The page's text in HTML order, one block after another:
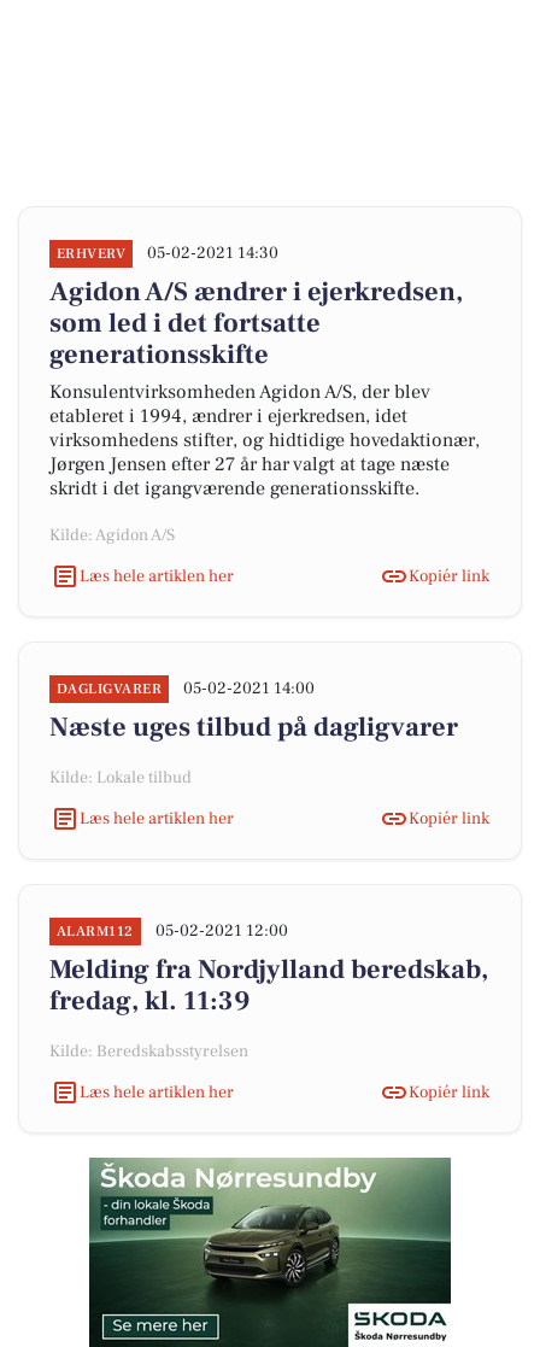
ERHVERV 05-02-2021 14:30
Agidon A/S ændrer i ejerkredsen,
som led i det fortsatte
generationsskifte
Konsulentvirksomheden Agidon A/S, der blev
etableret i 1994, ændrer i ejerkredsen, idet
virksomhedens stifter, og hidtidige hovedaktionær,
Jørgen Jensen efter 27 år har valgt at tage næste
skridt i det igangværende generationsskifte.
Kilde: Agidon A/S
Læs hele artiklen her
Kopiér link
DAGLIGVARER 05-02-2021 14:00
Næste uges tilbud på dagligvarer
Kilde: Lokale tilbud
Læs hele artiklen her
Kopiér link
ALARM112 05-02-2021 12:00
Melding fra Nordjylland beredskab,
fredag, kl. 11:39
Kilde: Beredskabsstyrelsen
Læs hele artiklen her
Kopiér link